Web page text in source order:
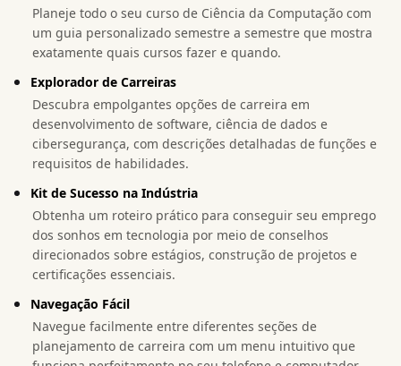
Planeje todo o seu curso de Ciência da Computação com
um guia personalizado semestre a semestre que mostra
exatamente quais cursos fazer e quando.
Explorador de Carreiras
Descubra empolgantes opções de carreira em
desenvolvimento de software, ciência de dados e
cibersegurança, com descrições detalhadas de funções e
requisitos de habilidades.
Kit de Sucesso na Indústria
Obtenha um roteiro prático para conseguir seu emprego
dos sonhos em tecnologia por meio de conselhos
direcionados sobre estágios, construção de projetos e
certificações essenciais.
Navegação Fácil
Navegue facilmente entre diferentes seções de
planejamento de carreira com um menu intuitivo que